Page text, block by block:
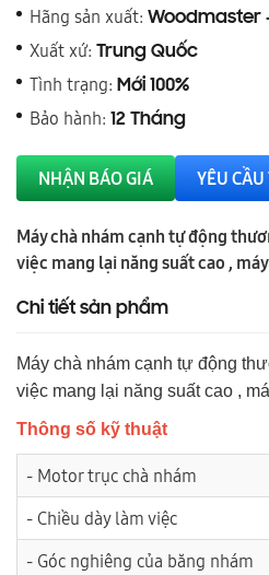
Hãng sản xuất: Woodmaster
Xuất xứ: Trung Quốc
Tình trạng: Mới 100%
Bảo hành: 12 Tháng
NHẬN BÁO GIÁ YÊU
Máy chà nhám cạnh tự động
việc mang lại năng suất cao ,
Chi tiết sản phẩm
Máy chà nhám cạnh tự động
việc mang lại năng suất cao ,
Thông số kỹ thuật
- Motor trục chà nhám
- Chiều dày làm việc
- Góc nghiêng của băng nhám